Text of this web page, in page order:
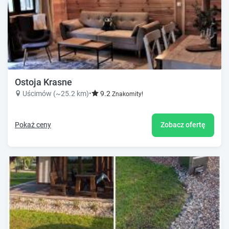
Ostoja Krasne
Uścimów (~25.2 km)• 9.2 Znakomity!
Pokaż ceny Zobacz ofertę